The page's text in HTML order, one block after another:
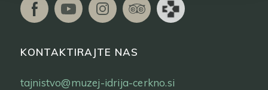
KONTAKTIRAJTE NAS
tajnistvo@muzej-idrija-cerkno.si